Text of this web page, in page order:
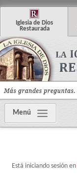
glesia de Dios
Restaurada
Menú
Está iniciando sesión en